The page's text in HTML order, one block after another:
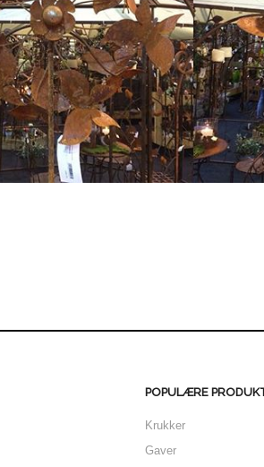
POPULÆRE
Krukker
Gaver